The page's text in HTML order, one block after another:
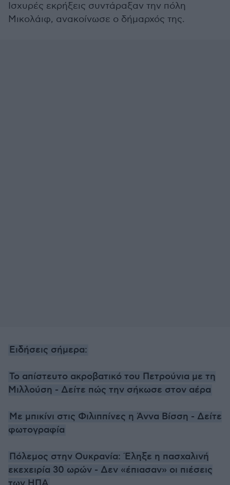
Ισχυρές εκρήξεις συντάραξαν την πόλη
Μικολάιφ, ανακοίνωσε ο δήμαρχός της.
Ειδήσεις σήμερα:
Το απίστευτο ακροβατικό του Πετρούνια με τη
Μιλλούση - Δείτε πώς την σήκωσε στον αέρα
Με μπικίνι στις Φιλιππίνες η Άννα Βίσση - Δείτε
φωτογραφία
Πόλεμος στην Ουκρανία: Έληξε η πασχαλινή
εκεχειρία 30 ωρών - Δεν «έπιασαν» οι πιέσεις